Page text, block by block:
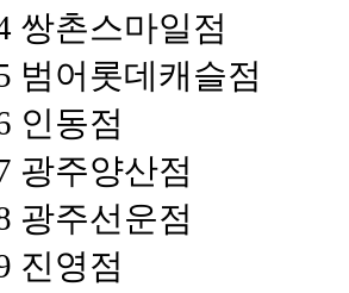
쌍촌스마일점
범어롯데캐슬점
인동점
광주양산점
광주선운점
진영점